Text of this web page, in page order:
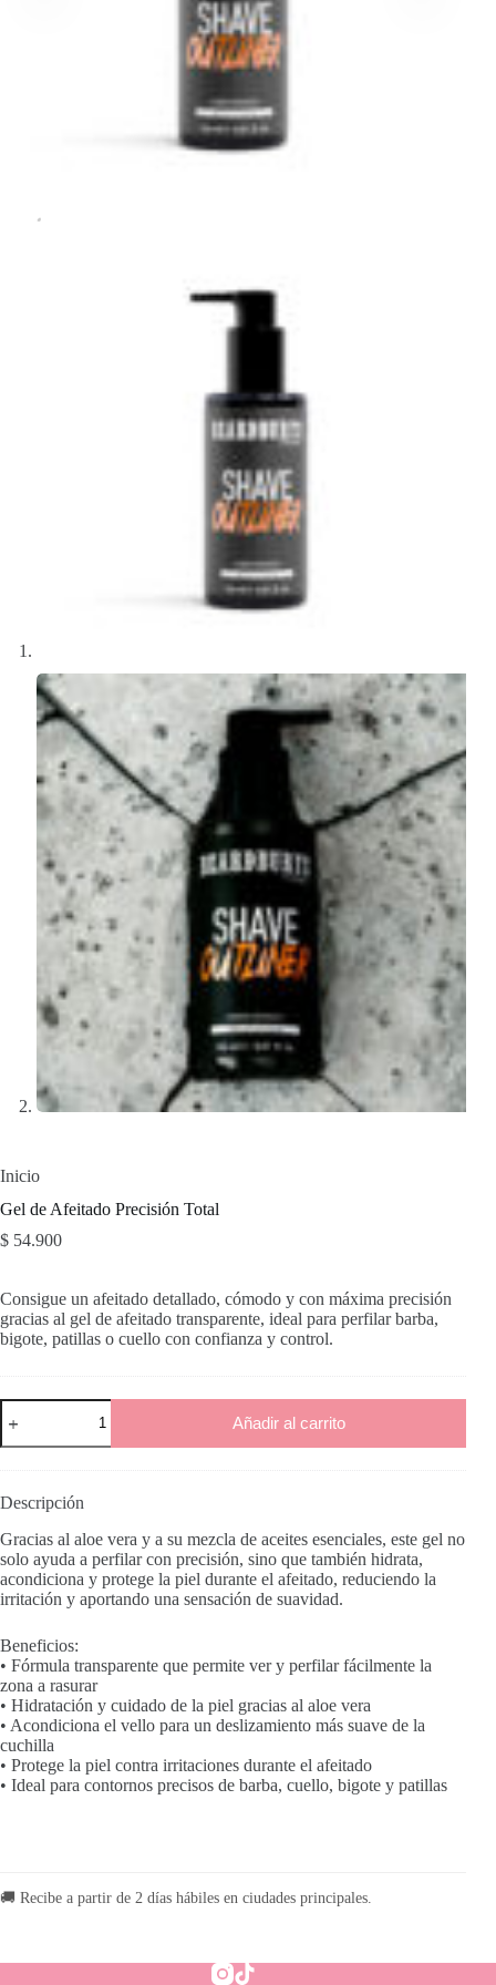
Inicio
Gel de Afeitado Precisión Total
$ 54.900
Consigue un afeitado detallado, cómodo y con máxima precisión
gracias al gel de afeitado transparente, ideal para perfilar barba,
bigote, patillas o cuello con confianza y control.
Gel
de
Afeitado
cantidad
Añadir al carrito
Descripción
Gracias al aloe vera y a su mezcla de aceites esenciales, este gel no
solo ayuda a perfilar con precisión, sino que también hidrata,
acondiciona y protege la piel durante el afeitado, reduciendo la
irritación y aportando una sensación de suavidad.
Beneficios:
• Fórmula transparente que permite ver y perfilar fácilmente la
zona a rasurar
• Hidratación y cuidado de la piel gracias al aloe vera
• Acondiciona el vello para un deslizamiento más suave de la
cuchilla
• Protege la piel contra irritaciones durante el afeitado
• Ideal para contornos precisos de barba, cuello, bigote y patillas
🚚 Recibe a partir de 2 días hábiles en ciudades principales.